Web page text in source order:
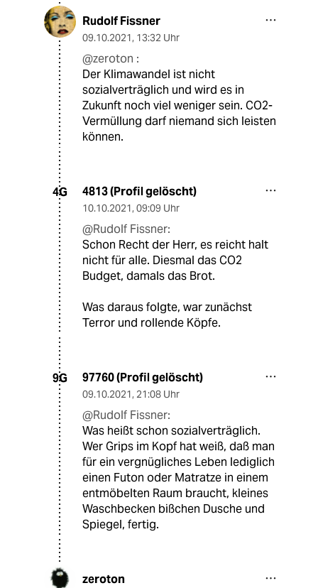
Rudolf Fissner
09.10.2021, 13:32 Uhr
@zeroton :
Der Klimawandel ist nicht
sozialverträglich und wird es in
Zukunft noch viel weniger sein. CO2-
Vermüllung darf niemand sich leisten
können.
4G 4813 (Profil gelöscht)
10.10.2021, 09:09 Uhr
@Rudolf Fissner:
Schon Recht der Herr, es reicht halt
nicht für alle. Diesmal das CO2
Budget, damals das Brot.
Was daraus folgte, war zunächst
Terror und rollende Köpfe.
9G 97760 (Profil gelöscht)
09.10.2021, 21:08 Uhr
@Rudolf Fissner:
Was heißt schon sozialverträglich.
Wer Grips im Kopf hat weiß, daß man
für ein vergnügliches Leben lediglich
einen Futon oder Matratze in einem
entmöbelten Raum braucht, kleines
Waschbecken bißchen Dusche und
Spiegel, fertig.
zeroton